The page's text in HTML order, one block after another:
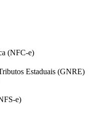
(NFC-e)
Estaduais (GNRE)
e)